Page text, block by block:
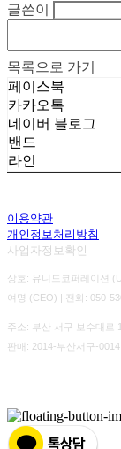
글쓴이
목록으로 가기
페이스북
카카오톡
네이버 블로그
밴드
라인
이용약관
개인정보처리방침
사업자정보확인
상호: 유니드코퍼레이션
여명 (CEO) | 전화: 050-
주소: 부산 서구 보수대로
판매: 2014-부산서구-0014